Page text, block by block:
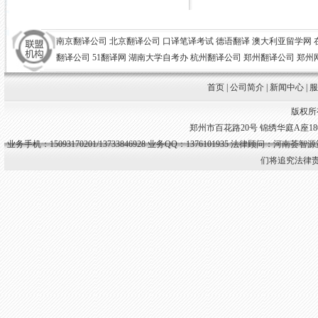
南京翻译公司 北京翻译公司 口译笔译考试 德语翻译 澳大利亚留学网
翻译公司 51翻译网 湖南大学自考办 杭州翻译公司 郑州翻译公司 郑州
首页 |公司简介 |新闻中心
版权
郑州市百花路20号 锦绣华庭A座
业务手机：15093170201/13733846928 业务QQ：1376101935法律顾问：河南荟智
们将追究法律